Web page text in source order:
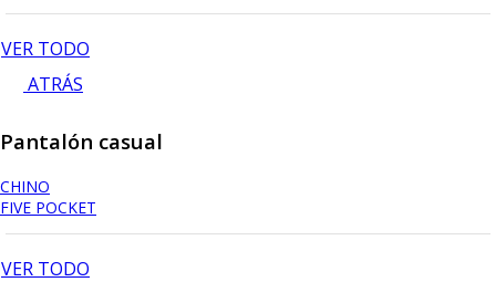
VER TODO
ATRÁS
Pantalón casual
CHINO
FIVE POCKET
VER TODO